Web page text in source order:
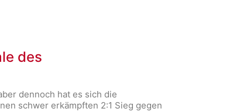
des
dennoch hat es sich die
schwer erkämpften 2:1 Sieg gegen